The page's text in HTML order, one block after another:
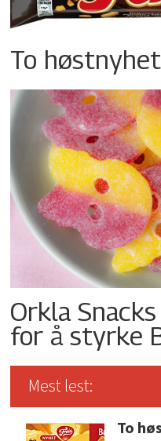
To
Orkla
for å styrke
Mest lest:
To